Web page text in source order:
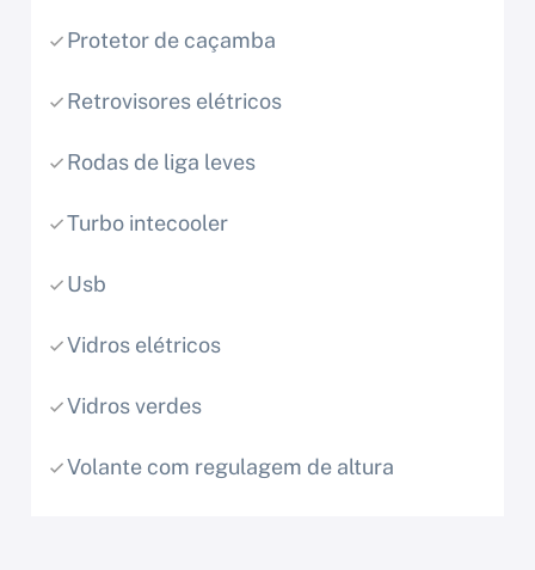
Protetor de caçamba
Retrovisores elétricos
Rodas de liga leves
Turbo intecooler
Usb
Vidros elétricos
Vidros verdes
Volante com regulagem de altura